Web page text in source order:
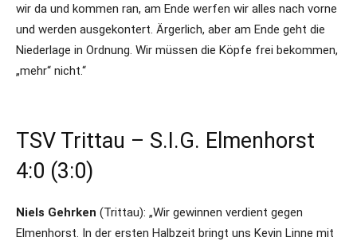
wir da und kommen ran, am Ende werfen wir alles nach vorne
und werden ausgekontert. Ärgerlich, aber am Ende geht die
Niederlage in Ordnung. Wir müssen die Köpfe frei bekommen,
„mehr“ nicht.“
TSV Trittau – S.I.G. Elmenhorst
4:0 (3:0)
Niels Gehrken (Trittau): „Wir gewinnen verdient gegen
Elmenhorst. In der ersten Halbzeit bringt uns Kevin Linne mit